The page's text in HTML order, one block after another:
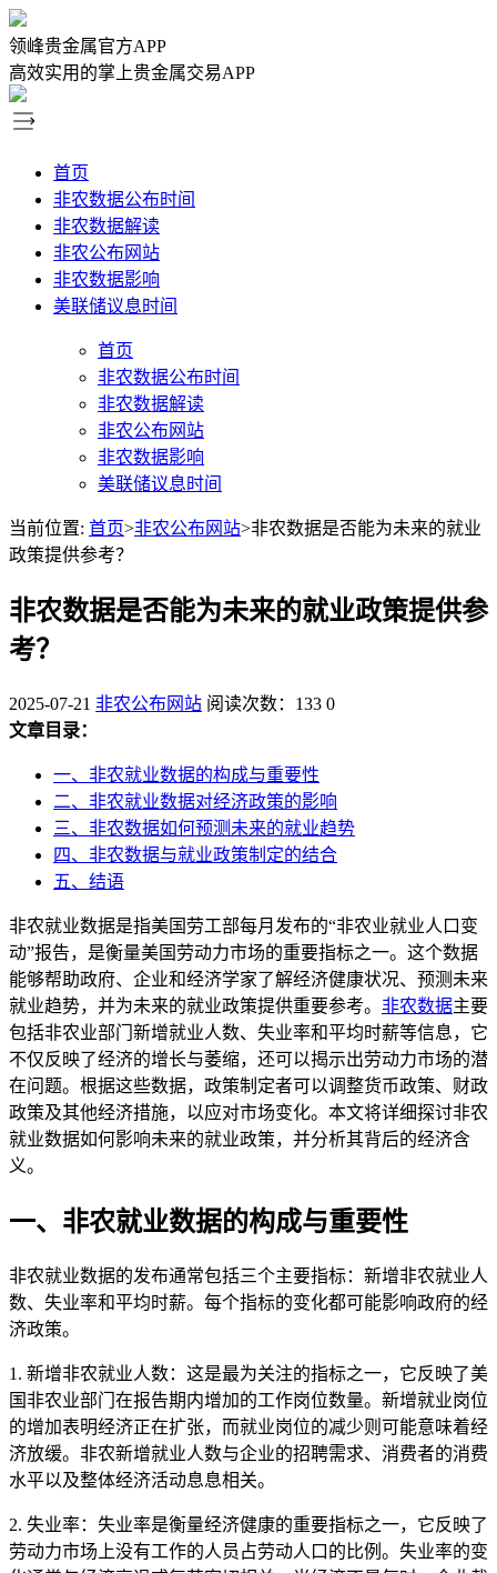
领峰贵金属官方APP
高效实用的掌上贵金属交易APP
首页
非农数据公布时间
非农数据解读
非农公布网站
非农数据影响
美联储议息时间
首页
非农数据公布时间
非农数据解读
非农公布网站
非农数据影响
美联储议息时间
当前位置: 首页>非农公布网站>非农数据是否能为未来的就业
政策提供参考？
非农数据是否能为未来的就业政策提供参
考？
2025-07-21 非农公布网站 阅读次数：133 0
文章目录：
一、非农就业数据的构成与重要性
二、非农就业数据对经济政策的影响
三、非农数据如何预测未来的就业趋势
四、非农数据与就业政策制定的结合
五、结语
非农就业数据是指美国劳工部每月发布的“非农业就业人口变
动”报告，是衡量美国劳动力市场的重要指标之一。这个数据
能够帮助政府、企业和经济学家了解经济健康状况、预测未来
就业趋势，并为未来的就业政策提供重要参考。 非农数据主要
包括非农业部门新增就业人数、失业率和平均时薪等信息，它
不仅反映了经济的增长与萎缩，还可以揭示出劳动力市场的潜
在问题。根据这些数据，政策制定者可以调整货币政策、财政
政策及其他经济措施，以应对市场变化。本文将详细探讨非农
就业数据如何影响未来的就业政策，并分析其背后的经济含
义。
一、非农就业数据的构成与重要性
非农就业数据的发布通常包括三个主要指标：新增非农就业人
数、失业率和平均时薪。每个指标的变化都可能影响政府的经
济政策。
1. 新增非农就业人数：这是最为关注的指标之一，它反映了美
国非农业部门在报告期内增加的工作岗位数量。新增就业岗位
的增加表明经济正在扩张，而就业岗位的减少则可能意味着经
济放缓。非农新增就业人数与企业的招聘需求、消费者的消费
水平以及整体经济活动息息相关。
2. 失业率：失业率是衡量经济健康的重要指标之一，它反映了
劳动力市场上没有工作的人员占劳动人口的比例。失业率的变